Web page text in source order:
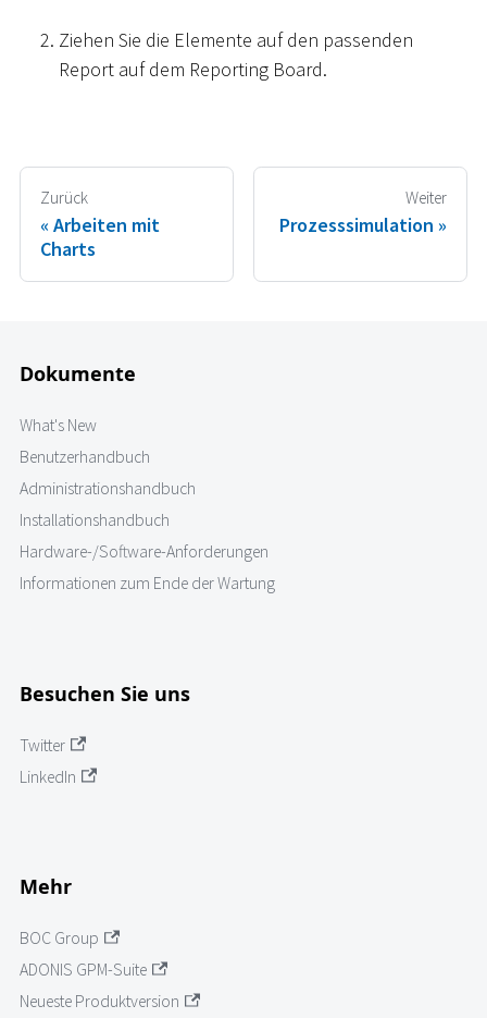
Ziehen Sie die Elemente auf den passenden
Report auf dem Reporting Board.
Zurück
Arbeiten mit
Charts
Weiter
Prozesssimulation
Dokumente
What's New
Benutzerhandbuch
Administrationshandbuch
Installationshandbuch
Hardware-/Software-Anforderungen
Informationen zum Ende der Wartung
Besuchen Sie uns
Twitter
LinkedIn
Mehr
BOC Group
ADONIS GPM-Suite
Neueste Produktversion